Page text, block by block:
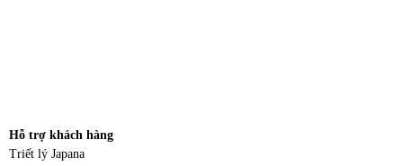
Hỗ trợ khách hàng
Triết lý Japana